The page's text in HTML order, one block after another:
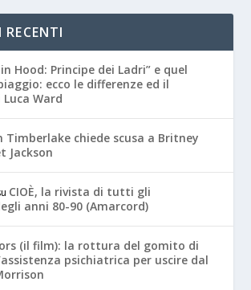
Hood: Principe dei Ladri” e quel
ecco le differenze ed il
Ward
Timberlake chiede scusa a Britney
Jackson
CIOÈ, la rivista di tutti gli
anni 80-90 (Amarcord)
(il film): la rottura del gomito di
psichiatrica per uscire dal